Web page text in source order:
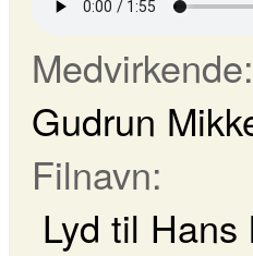
Medvirkende:
Gudrun
Filnavn:
Lyd til